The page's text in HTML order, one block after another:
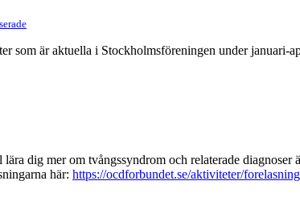
som är aktuella i Stockholmsföreningen under januari-
dig mer om tvångssyndrom och relaterade
här: https://ocdforbundet.se/aktiviteter/